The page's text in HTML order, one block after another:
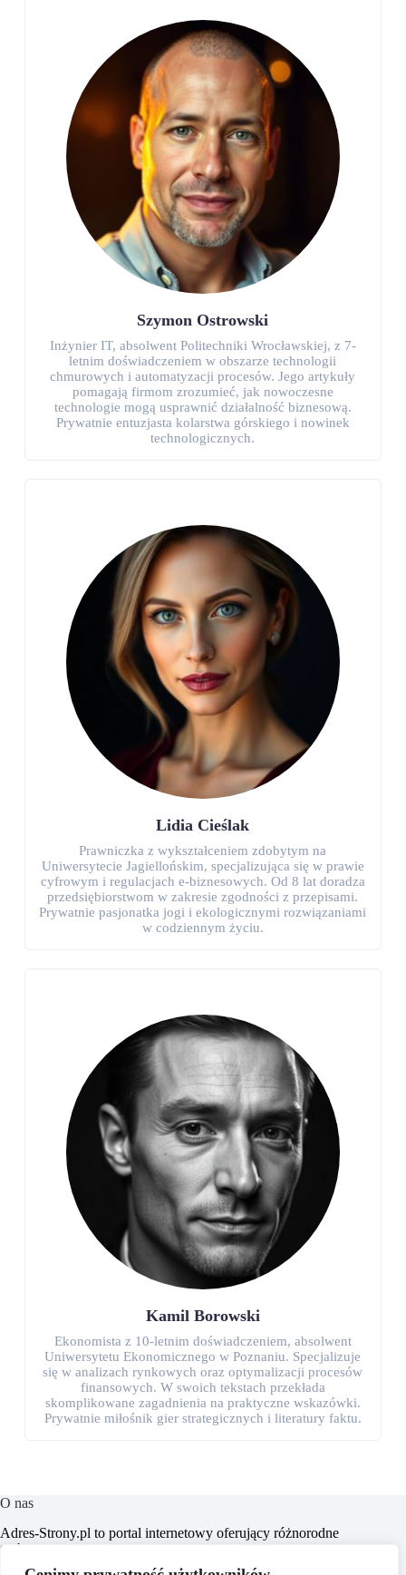
Szymon Ostrowski
Inżynier IT, absolwent Politechniki Wrocławskiej, z 7-
letnim doświadczeniem w obszarze technologii
chmurowych i automatyzacji procesów. Jego artykuły
pomagają firmom zrozumieć, jak nowoczesne
technologie mogą usprawnić działalność biznesową.
Prywatnie entuzjasta kolarstwa górskiego i nowinek
technologicznych.
Lidia Cieślak
Prawniczka z wykształceniem zdobytym na
Uniwersytecie Jagiellońskim, specjalizująca się w prawie
cyfrowym i regulacjach e-biznesowych. Od 8 lat doradza
przedsiębiorstwom w zakresie zgodności z przepisami.
Prywatnie pasjonatka jogi i ekologicznymi rozwiązaniami
w codziennym życiu.
Kamil Borowski
Ekonomista z 10-letnim doświadczeniem, absolwent
Uniwersytetu Ekonomicznego w Poznaniu. Specjalizuje
się w analizach rynkowych oraz optymalizacji procesów
finansowych. W swoich tekstach przekłada
skomplikowane zagadnienia na praktyczne wskazówki.
Prywatnie miłośnik gier strategicznych i literatury faktu.
O nas
​Adres-Strony.pl to portal internetowy oferujący różnorodne
treści z dziedzin takich jak dom, biznes, moda, lifestyle,
zakupy, zdrowie, edukacja, prawo, sport i świat. Naszym